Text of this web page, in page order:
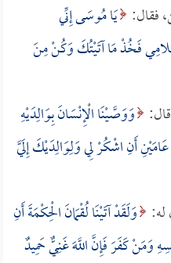
فقال: يَا مُوسَى إِنِّي
فَخُذْ مَا آتَيْتُكَ وَكُنْ مِنَ
وَوَصَّيْنَا الْإِنْسَانَ بِوَالِدَيْهِ
أَنِ اشْكُرْ لِي وَلِوَالِدَيْكَ إِلَيَّ
وَلَقَدْ آتَيْنَا لُقْمَانَ الْحِكْمَةَ أَنِ
وَمَنْ كَفَرَ فَإِنَّ اللَّهَ غَنِيٌّ حَمِيدٌ